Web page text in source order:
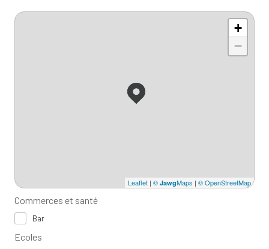
+
−
Leaflet | © JawgMaps | © OpenStreetMap
Commerces et santé
Bar
Ecoles